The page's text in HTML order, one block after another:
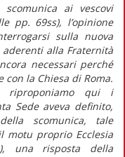
scomunica ai vescovi
pp. 69ss), l’opinione
sulla nuova
alla Fraternità
necessari perché
la Chiesa di Roma.
riproponiamo qui i
Sede aveva definito,
scomunica, tale
motu proprio Ecclesia
una risposta della